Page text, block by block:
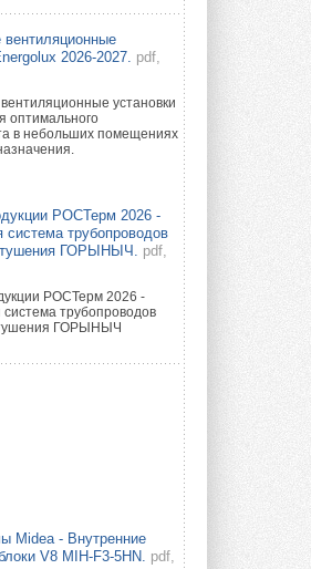
вентиляционные
2026-2027. pdf,
установки
оптимального
в небольших помещениях
РОСТерм 2026 -
система трубопроводов
ГОРЫНЫЧ.
pdf,
РОСТерм 2026 -
трубопроводов
ГОРЫНЫЧ
Midea - Внутренние
V8 MIH-F3-5HN. pdf,